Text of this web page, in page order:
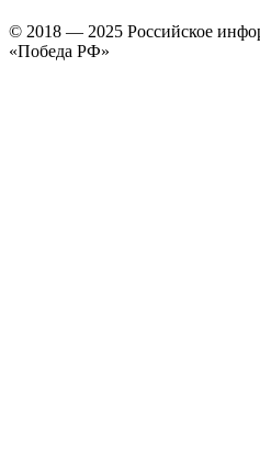
© 2018 — 2025 Российское
«Победа РФ»